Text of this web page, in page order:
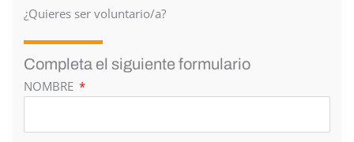
¿Quieres ser voluntario/a?
Completa el siguiente formulario
NOMBRE